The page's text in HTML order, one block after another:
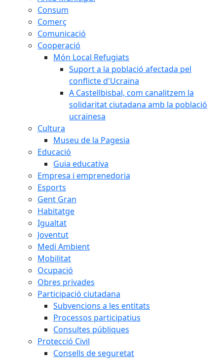
Consum
Comerç
Comunicació
Cooperació
Món Local Refugiats
Suport a la població afectada pel
conflicte d'Ucraïna
A Castellbisbal, com canalitzem la
solidaritat ciutadana amb la població
ucraïnesa
Cultura
Museu de la Pagesia
Educació
Guia educativa
Empresa i emprenedoria
Esports
Gent Gran
Habitatge
Igualtat
Joventut
Medi Ambient
Mobilitat
Ocupació
Obres privades
Participació ciutadana
Subvencions a les entitats
Processos participatius
Consultes públiques
Protecció Civil
Consells de seguretat